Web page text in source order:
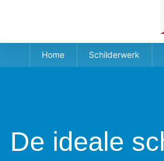
Home Schilderwerk
De ideale